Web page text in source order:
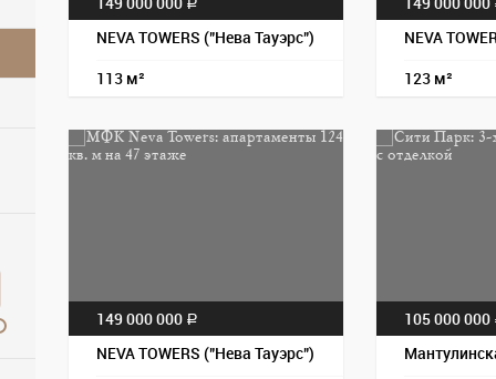
a
NEVA TOWERS ("Нева Тауэрс")
113 м²
NEVA
123 м²
149 000 000 a
NEVA TOWERS ("Нева Тауэрс")
105 000 000